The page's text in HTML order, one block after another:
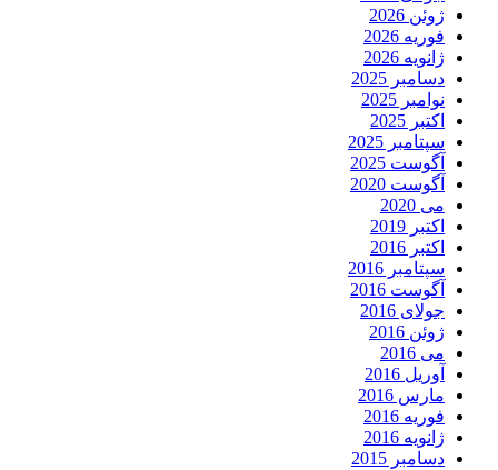
ژوئن 2026
فوریه 2026
ژانویه 2026
دسامبر 2025
نوامبر 2025
اکتبر 2025
سپتامبر 2025
آگوست 2025
آگوست 2020
می 2020
اکتبر 2019
اکتبر 2016
سپتامبر 2016
آگوست 2016
جولای 2016
ژوئن 2016
می 2016
آوریل 2016
مارس 2016
فوریه 2016
ژانویه 2016
دسامبر 2015